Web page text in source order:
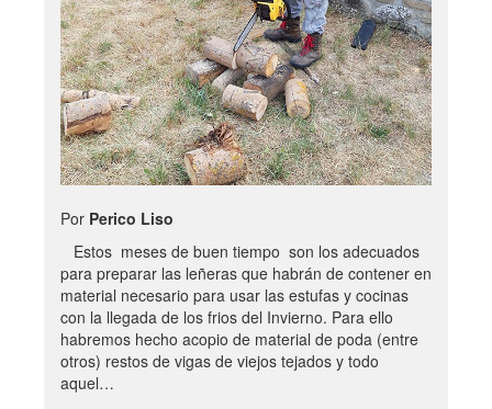
Por Perico Liso
Estos meses de buen tiempo son los adecuados
para preparar las leñeras que habrán de contener en
material necesario para usar las estufas y cocinas
con la llegada de los frios del Invierno. Para ello
habremos hecho acopio de material de poda (entre
otros) restos de vigas de viejos tejados y todo
aquel…